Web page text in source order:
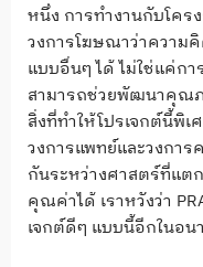
หนึ่ง การทำงานกับโคร
วงการโฆษณาว่าความ
แบบอื่นๆ ได้ ไม่ใช่แค่ก
สามารถช่วยพัฒนาคุณ
สิ่งที่ทำให้โปรเจกต์นี้พิ
วงการแพทย์และวงการ
กันระหว่างศาสตร์ที่แต
คุณค่าได้ เราหวังว่า
เจกต์ดีๆ แบบนี้อีกในอน